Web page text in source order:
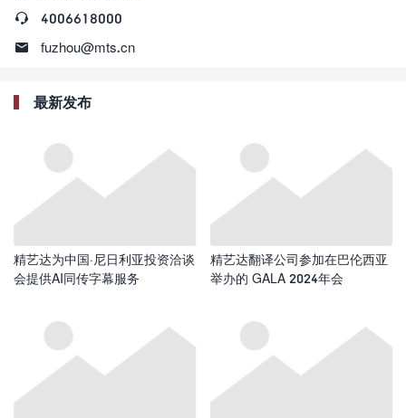

4006618000

fuzhou@mts.cn
最新发布
精艺达为中国·尼日利亚投资洽谈
会提供AI同传字幕服务
精艺达翻译公司参加在巴伦西亚
举办的 GALA 2024年会